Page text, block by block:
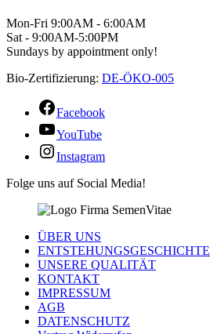
Mon-Fri 9:00AM - 6:00AM
Sat - 9:00AM-5:00PM
Sundays by appointment only!
Bio-Zertifizierung: DE-ÖKO-005
Facebook
YouTube
Instagram
Folge uns auf Social Media!
ÜBER UNS
ENTSTEHUNGSGESCHICHTE
UNSERE QUALITÄT
KONTAKT
IMPRESSUM
AGB
DATENSCHUTZ